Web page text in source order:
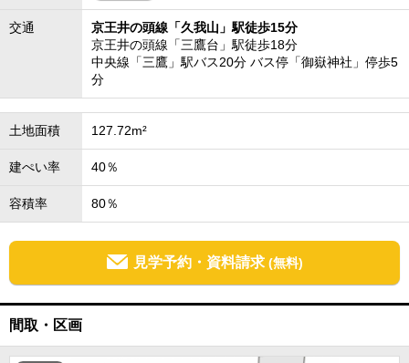
交通
京王井の頭線「久我山」駅徒歩15分
京王井の頭線「三鷹台」駅徒歩18分
中央線「三鷹」駅バス20分 バス停「御嶽神社」停歩5
分
土地面積 127.72m²
建ぺい率 40％
容積率 80％
見学予約・資料請求 (無料)
間取・区画